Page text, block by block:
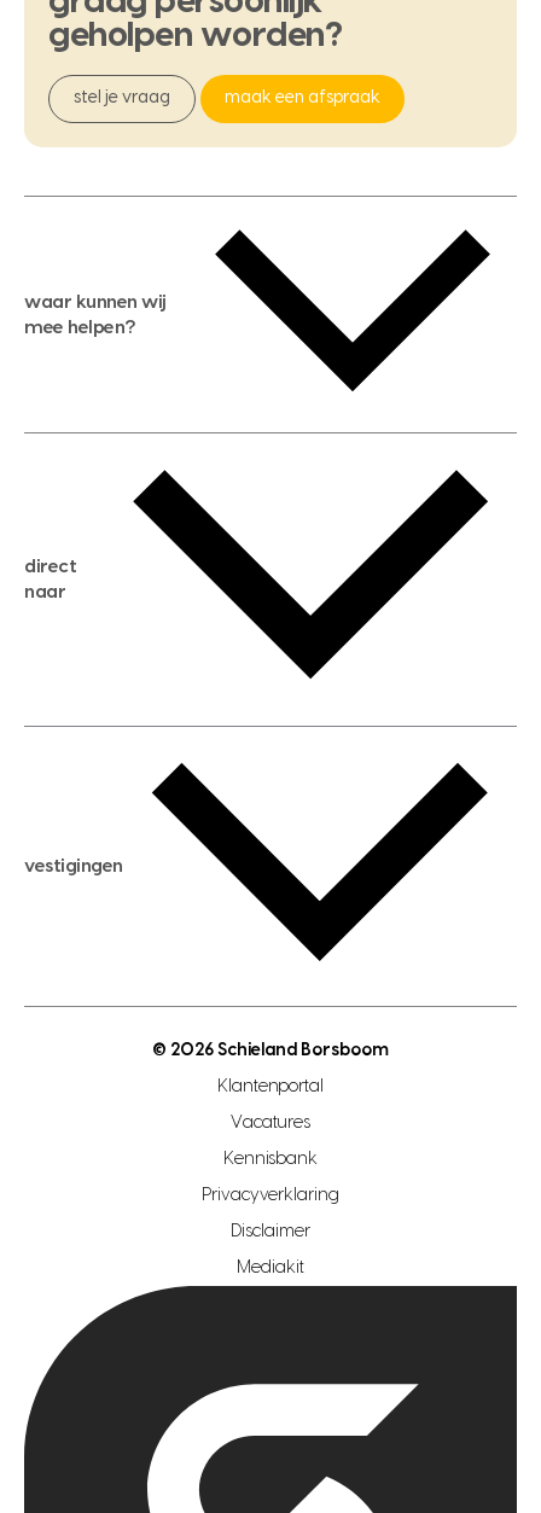
geholpen worden?
stel je vraag maak een afspraak
waar kunnen wij
mee helpen?
gratis zoekservice
huis verkopen
huis kopen
aankoopadvies
verkoopadvies
hypotheekadvies
direct
naar
hypotheek berekenen
maximale hypotheek berekenen
hypotheek bespaarcheck
gratis zoekprofiel aanmaken
open woningwaarde dag
vestigingen
makelaar regio zoetermeer
hypotheekshop regio den haag
hypotheekshop regio rotterdam
© 2026 Schieland Borsboom
Klantenportal
Vacatures
Kennisbank
Privacyverklaring
Disclaimer
Mediakit